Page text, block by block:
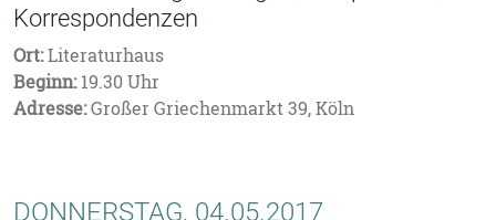
Korrespondenzen
Ort:Literaturhaus
Beginn:19.30 Uhr
Adresse:Großer Griechenmarkt 39, Köln
DONNERSTAG, 04.05.2017